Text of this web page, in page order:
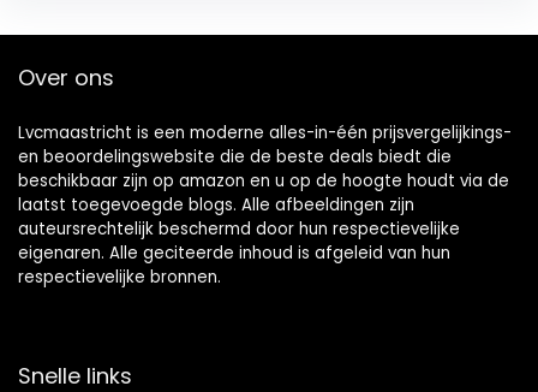
Over ons
Lvcmaastricht is een moderne alles-in-één prijsvergelijkings-
en beoordelingswebsite die de beste deals biedt die
beschikbaar zijn op amazon en u op de hoogte houdt via de
laatst toegevoegde blogs. Alle afbeeldingen zijn
auteursrechtelijk beschermd door hun respectievelijke
eigenaren. Alle geciteerde inhoud is afgeleid van hun
respectievelijke bronnen.
Snelle links